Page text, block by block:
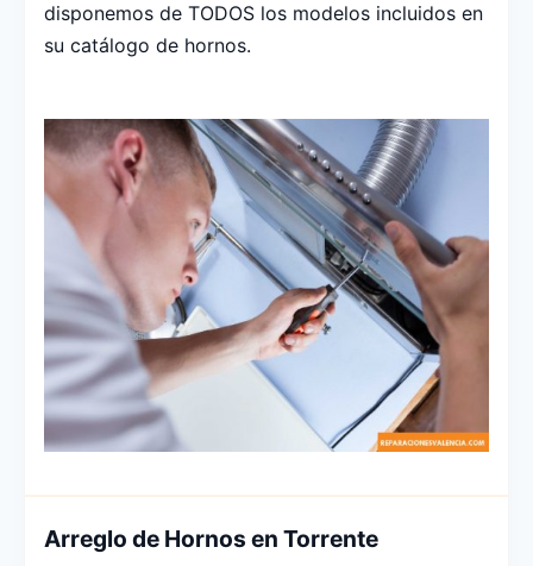
disponemos de TODOS los modelos incluidos en
su catálogo de hornos.
Arreglo de Hornos en Torrente